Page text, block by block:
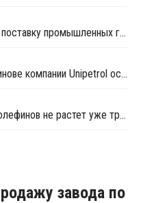
Air Products продлила договор на поставку промышленных газов с Unipetrol до 2027 года
Форс-мажор на площадке в Литвинове компании Unipetrol остается в силе
Маржа Unipetrol от продажи полиолефинов не растет уже третий месяц подряд
завода по